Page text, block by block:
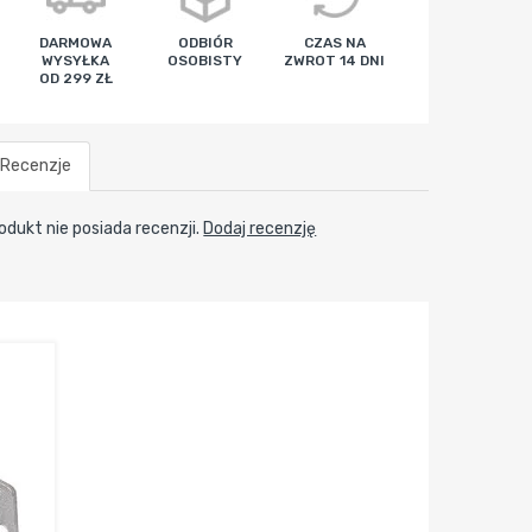
DARMOWA
WYSYŁKA
OD 299 ZŁ
ODBIÓR
OSOBISTY
CZAS NA
ZWROT 14 DNI
Recenzje
nie posiada recenzji. Dodaj recenzję